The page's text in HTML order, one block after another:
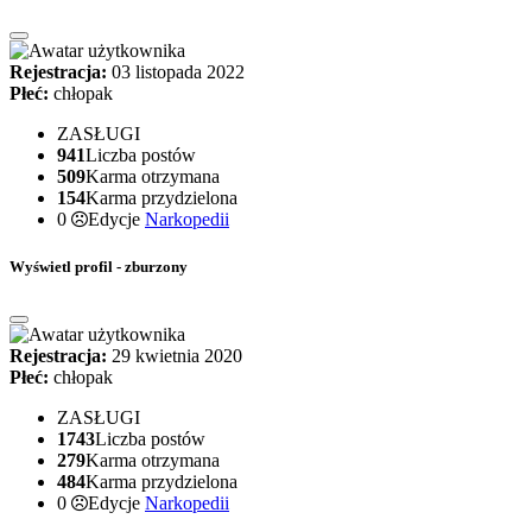
Rejestracja: 03 listopada 2022
Płeć: chłopak
ZASŁUGI
941Liczba postów
509Karma otrzymana
154Karma przydzielona
0
Edycje Narkopedii
Wyświetl profil - zburzony
Rejestracja: 29 kwietnia 2020
Płeć: chłopak
ZASŁUGI
1743Liczba postów
279Karma otrzymana
484Karma przydzielona
0
Edycje Narkopedii